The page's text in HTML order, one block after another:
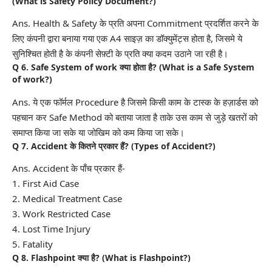
Ans. Health & Safety के प्रति अपना Commitment प्रदर्शित करने के
लिए कंपनी द्वारा बनाया गया एक A4 साइज़ का डॉक्युमेंट्स होता है, जिसमे ये
सुनिश्चित होती है के कंपनी सेफ़्टी के प्रति क्या कदम उठाने जा रही है।
Q 6. Safe System of work क्या होता है? (What is a Safe System
of work?)
Ans. ये एक फॉर्मल Procedure है जिसमे किसी काम के टास्क के हज़ार्डस को
पहचान कर Safe Method को बताया जाता है ताके उस काम से जुड़े खतरों को
समाप्त किया जा सके या जोखिम को कम किया जा सके।
Q 7. Accident के कितने प्रकार हैं? (Types of Accident?)
Ans. Accident के पाँच प्रकार हैं-
1. First Aid Case
2. Medical Treatment Case
3. Work Restricted Case
4. Lost Time Injury
5. Fatality
Q 8. Flashpoint क्या है? (What is Flashpoint?)